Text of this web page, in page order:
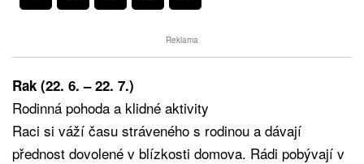
Reklama
Rak (22. 6. – 22. 7.)
Rodinná pohoda a klidné aktivity
Raci si váží času stráveného s rodinou a dávají
přednost dovolené v blízkosti domova. Rádi pobývají v